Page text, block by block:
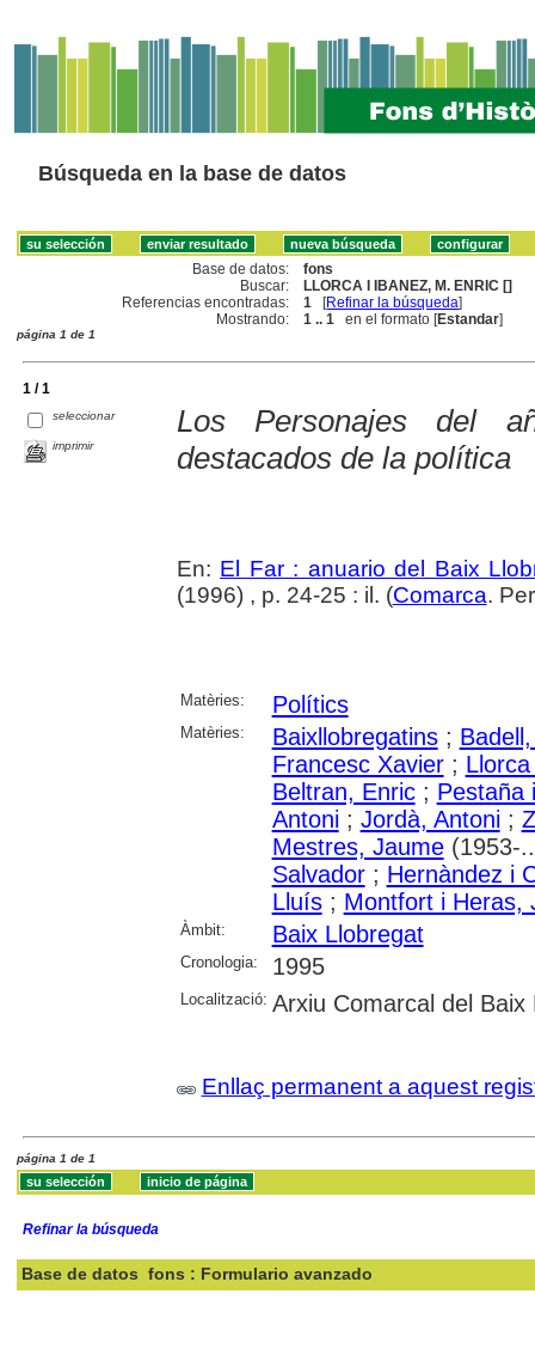
Búsqueda en la base de datos
Base de datos:
fons
Buscar:
LLORCA I IBANEZ, M. ENRIC []
Referencias encontradas:
1 [Refinar la búsqueda]
Mostrando:
1 .. 1 en el formato [Estandar]
página 1 de 1
1 / 1
seleccionar
imprimir
Los Personajes del
destacados de la política
En: El Far : anuario del Baix
(1996) , p. 24-25 : il. (Comarca.
Matèries: Polítics
Matèries: Baixllobregatins;
Francesc Xavier;
Beltran, Enric; Pestaña
Antoni; Jordà, Antoni;
Mestres, Jaume(1953-
Salvador; Hernàndez i
Lluís; Montfort i Heras,
Àmbit: Baix Llobregat
Cronologia: 1995
Localització: Arxiu Comarcal del Baix
Enllaç permanent a aquest
página 1 de 1
Refinar la búsqueda
Base de datos fons : Formulario avanzado